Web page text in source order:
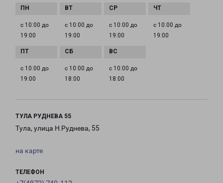
с 10:00 до
19:00
с 10:00 до
19:00
с 10:00 до
19:00
с 10:00 до
19:00
с 10:00 до
19:00
с 10:00 до
18:00
с 10:00 до
18:00
ТУЛА РУДНЕВА 55
Тула, улица Н.Руднева, 55
на карте
ТЕЛЕФОН